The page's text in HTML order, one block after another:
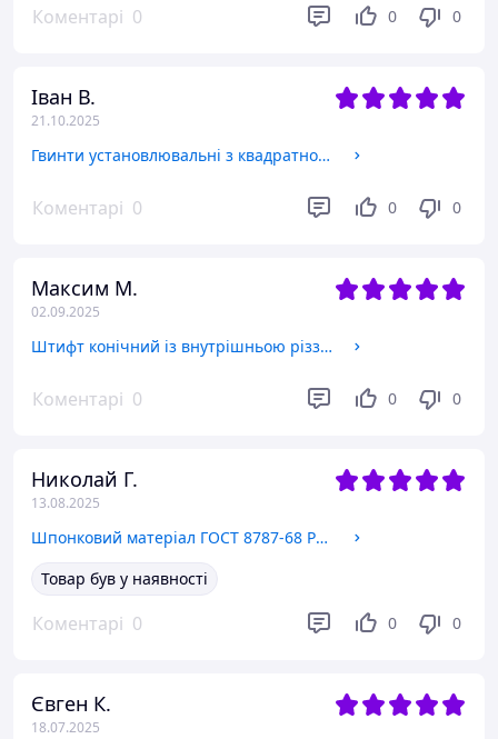
Коментарі 0 0 0
Іван В.
21.10.2025
Гвинти установлювальні з квадратною головкою та циліндричним кінцем ГОСТ 1482-84 М12х30
Коментарі 0 0 0
Максим М.
02.09.2025
Штифт конічний із внутрішньою різзю ГОСТ 9464-79, Ф10х70
Коментарі 0 0 0
Николай Г.
13.08.2025
Шпонковий матеріал ГОСТ 8787-68 Розмір 6х6
Товар був у наявності
Коментарі 0 0 0
Євген К.
18.07.2025